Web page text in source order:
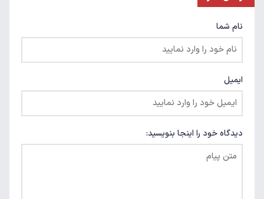
نام شما
ایمیل
دیدگاه خود را اینجا بنویسید: